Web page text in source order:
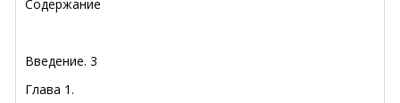
Содержание
Введение. 3
Глава 1.